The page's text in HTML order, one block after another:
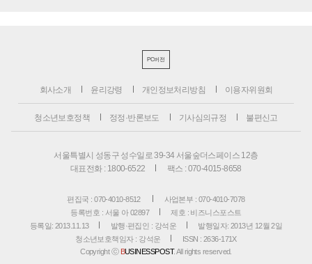
PC버전
회사소개 윤리강령 개인정보처리방침 이용자위원회
청소년보호정책 정정·반론보도 기사심의규정 불편신고
서울특별시 성동구 성수일로 39-34 서울숲더스페이스 12층
대표전화 : 1800-6522
팩스 : 070-4015-8658
편집국 : 070-4010-8512
사업본부 : 070-4010-7078
등록번호 : 서울 아 02897
제호 : 비즈니스포스트
등록일: 2013.11.13
발행·편집인 : 강석운
발행일자: 2013년 12월 2일
청소년보호책임자 : 강석운
ISSN : 2636-171X
Copyright ⓒ BUSINESSPOST. All rights reserved.